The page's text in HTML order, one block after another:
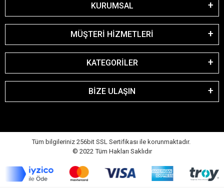
KURUMSAL
MÜŞTERİ HİZMETLERİ
KATEGORİLER
BİZE ULAŞIN
Tüm bilgileriniz 256bit SSL Sertifikası ile korunmaktadır.
© 2022 Tüm Hakları Saklıdır